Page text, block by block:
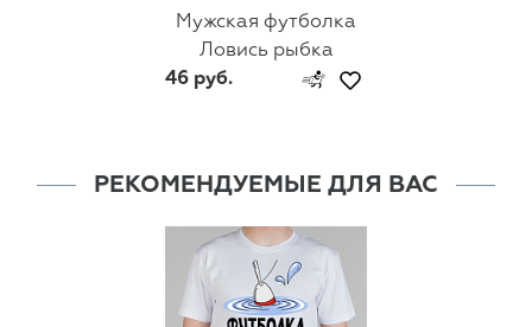
Мужская футболка
Ловись рыбка
46 руб.
РЕКОМЕНДУЕМЫЕ ДЛЯ ВАС